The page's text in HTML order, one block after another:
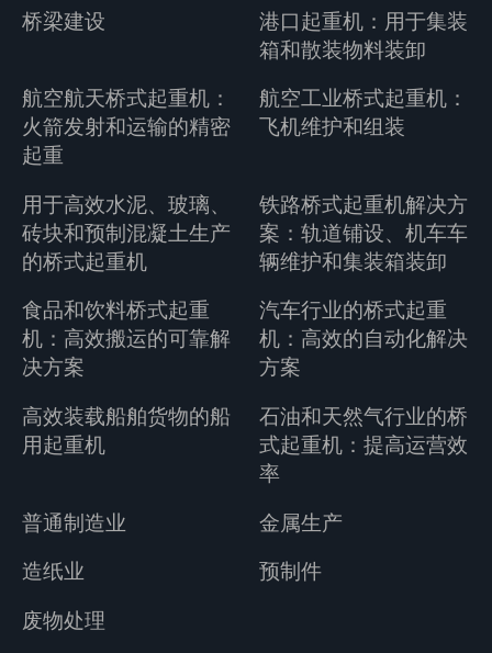
桥梁建设
港口起重机：用于集装
箱和散装物料装卸
航空航天桥式起重机：
火箭发射和运输的精密
起重
航空工业桥式起重机：
飞机维护和组装
用于高效水泥、玻璃、
砖块和预制混凝土生产
的桥式起重机
铁路桥式起重机解决方
案：轨道铺设、机车车
辆维护和集装箱装卸
食品和饮料桥式起重
机：高效搬运的可靠解
决方案
汽车行业的桥式起重
机：高效的自动化解决
方案
高效装载船舶货物的船
用起重机
石油和天然气行业的桥
式起重机：提高运营效
率
普通制造业
金属生产
造纸业
预制件
废物处理